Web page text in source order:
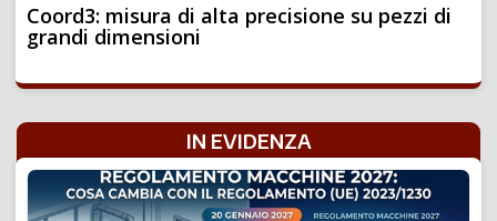
Coord3: misura di alta precisione su pezzi di
grandi dimensioni
IN EVIDENZA